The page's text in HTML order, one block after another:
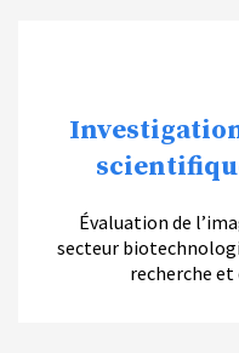
Évaluation de
secteur
recherche